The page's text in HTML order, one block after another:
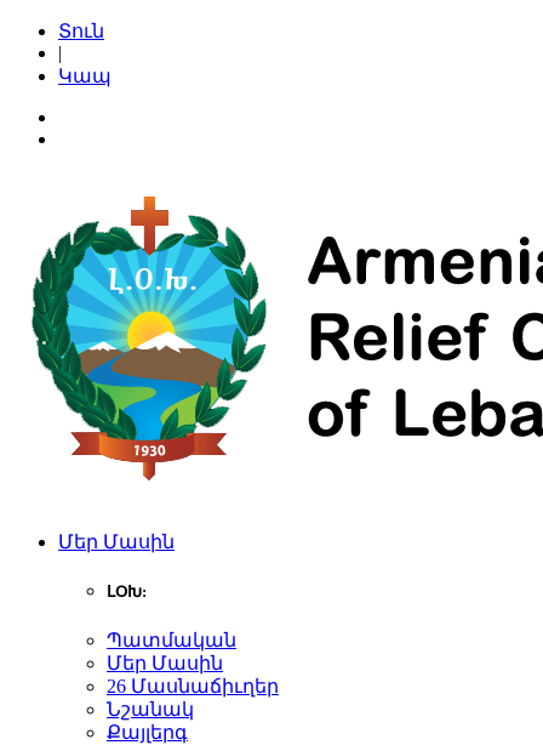
Տուն
|
Կապ
Մեր Մասին
ԼՕԽ:
Պատմական
Մեր Մասին
26 Մասնաճիւղեր
Նշանակ
Քայլերգ